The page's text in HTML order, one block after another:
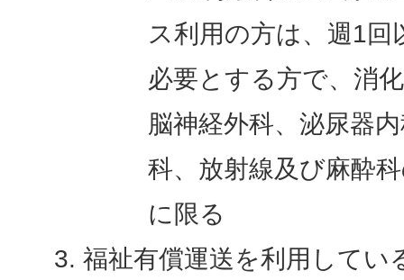
ス利用の方は、週1
必要とする方で、消
脳神経外科、泌尿器
科、放射線及び麻酔
に限る
福祉有償運送を利用してい